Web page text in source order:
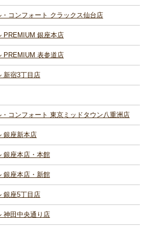
コンフォート クラックス仙台店
PREMIUM 銀座本店
PREMIUM 表参道店
新宿3丁目店
コンフォート 東京ミッドタウン八重洲店
銀座新本店
銀座本店・本館
銀座本店・新館
銀座5丁目店
神田中央通り店